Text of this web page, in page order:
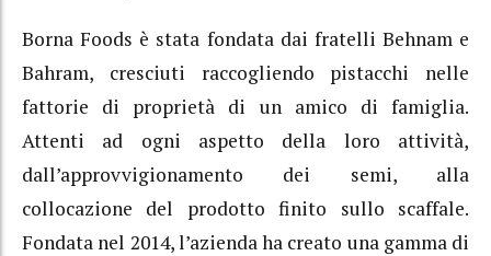
Borna Foods è stata fondata dai fratelli Behnam e
Bahram, cresciuti raccogliendo pistacchi nelle
fattorie di proprietà di un amico di famiglia.
Attenti ad ogni aspetto della loro attività,
dall’approvvigionamento dei semi, alla
collocazione del prodotto finito sullo scaffale.
Fondata nel 2014, l’azienda ha creato una gamma di